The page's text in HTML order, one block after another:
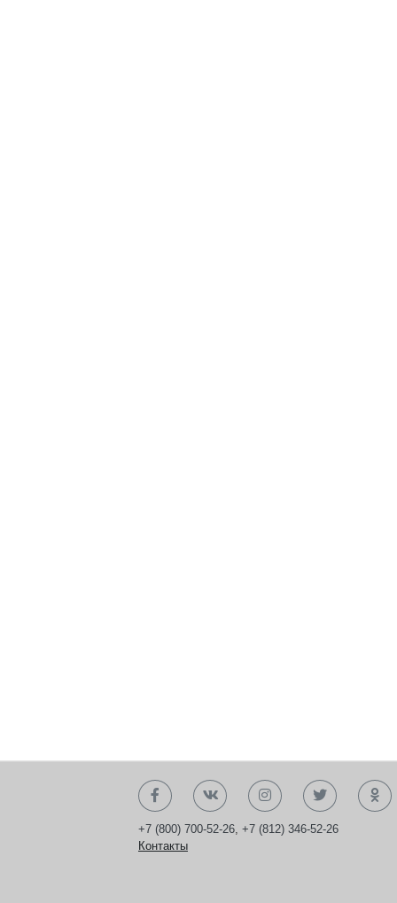
+7 (800) 700-52-26, +7 (812) 346-52-26
Контакты